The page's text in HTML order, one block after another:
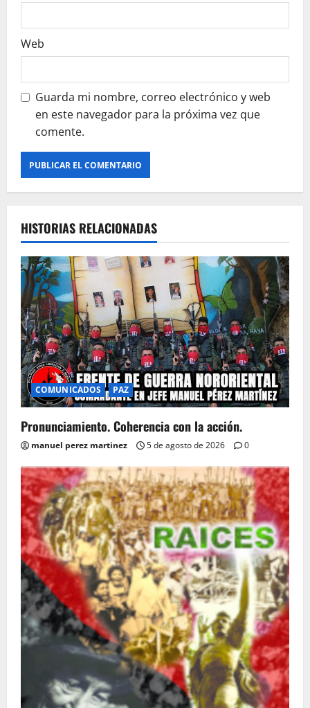
a
s
Web
Guarda mi nombre, correo electrónico y web
en este navegador para la próxima vez que
comente.
HISTORIAS RELACIONADAS
COMUNICADOS PAZ
Pronunciamiento. Coherencia con la acción.
manuel perez martinez 5 de agosto de 2026 0